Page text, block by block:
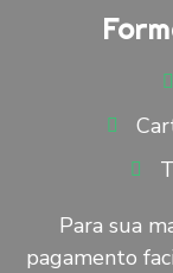
Para sua
pagamento